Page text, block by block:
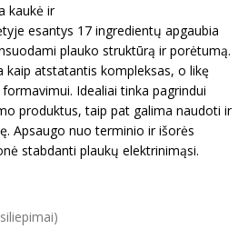
kaukė ir
esantys 17 ingredientų apgaubia
plauko struktūrą ir porėtumą.
kaip atstatantis kompleksas, o likę
Idealiai tinka pagrindui
produktus, taip pat galima naudoti ir
Apsaugo nuo terminio ir išorės
stabdanti plaukų elektrinimąsi.